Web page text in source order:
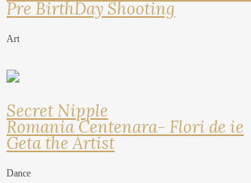
Pre BirthDay Shooting
Art
Secret Nipple
Romania Centenara- Flori de ie
Geta the Artist
Dance